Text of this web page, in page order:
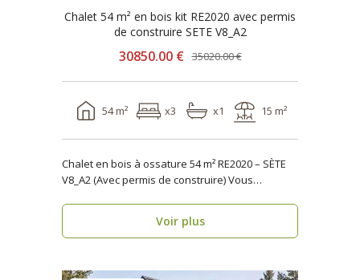
Chalet 54 m² en bois kit RE2020 avec permis
de construire SETE V8_A2
30850.00 € 35020.00 €
54 m² x3 x1 15 m²
Chalet en bois à ossature 54 m² RE2020 – SÈTE
V8_A2 (Avec permis de construire) Vous
Voir plus